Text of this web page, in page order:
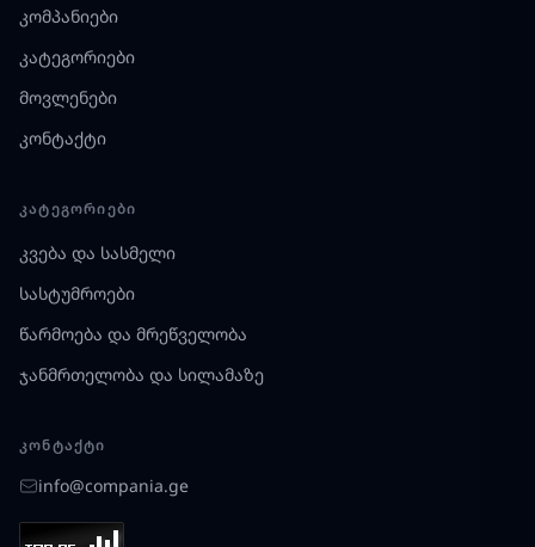
კომპანიები
კატეგორიები
მოვლენები
კონტაქტი
ᲙᲐᲢᲔᲒᲝᲠᲘᲔᲑᲘ
კვება და სასმელი
სასტუმროები
წარმოება და მრეწველობა
ჯანმრთელობა და სილამაზე
ᲙᲝᲜᲢᲐᲥᲢᲘ
info@compania.ge